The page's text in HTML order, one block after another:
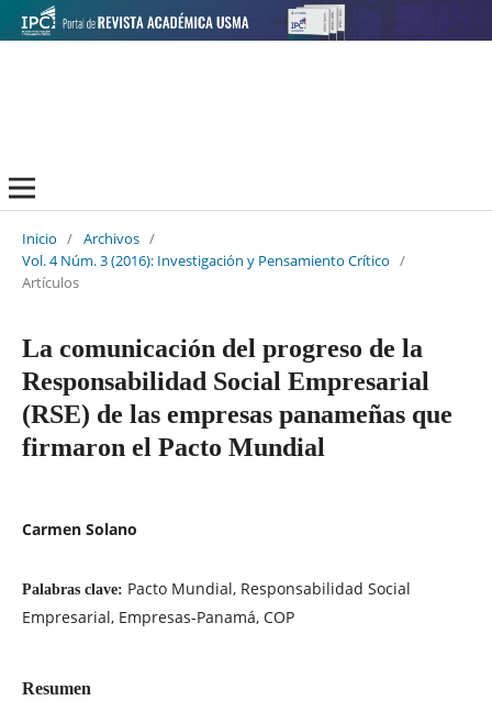
Inicio / Archivos /
Vol. 4 Núm. 3 (2016): Investigación y Pensamiento Crítico /
Artículos
La comunicación del progreso de la
Responsabilidad Social Empresarial
(RSE) de las empresas panameñas que
firmaron el Pacto Mundial
Carmen Solano
Palabras clave: Pacto Mundial, Responsabilidad Social
Empresarial, Empresas-Panamá, COP
Resumen